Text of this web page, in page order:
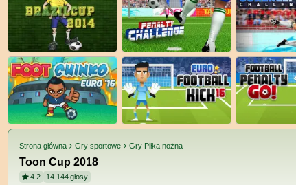
Strona główna Gry sportowe Gry Piłka nożna
Toon Cup 2018
4.2 14.144głosy